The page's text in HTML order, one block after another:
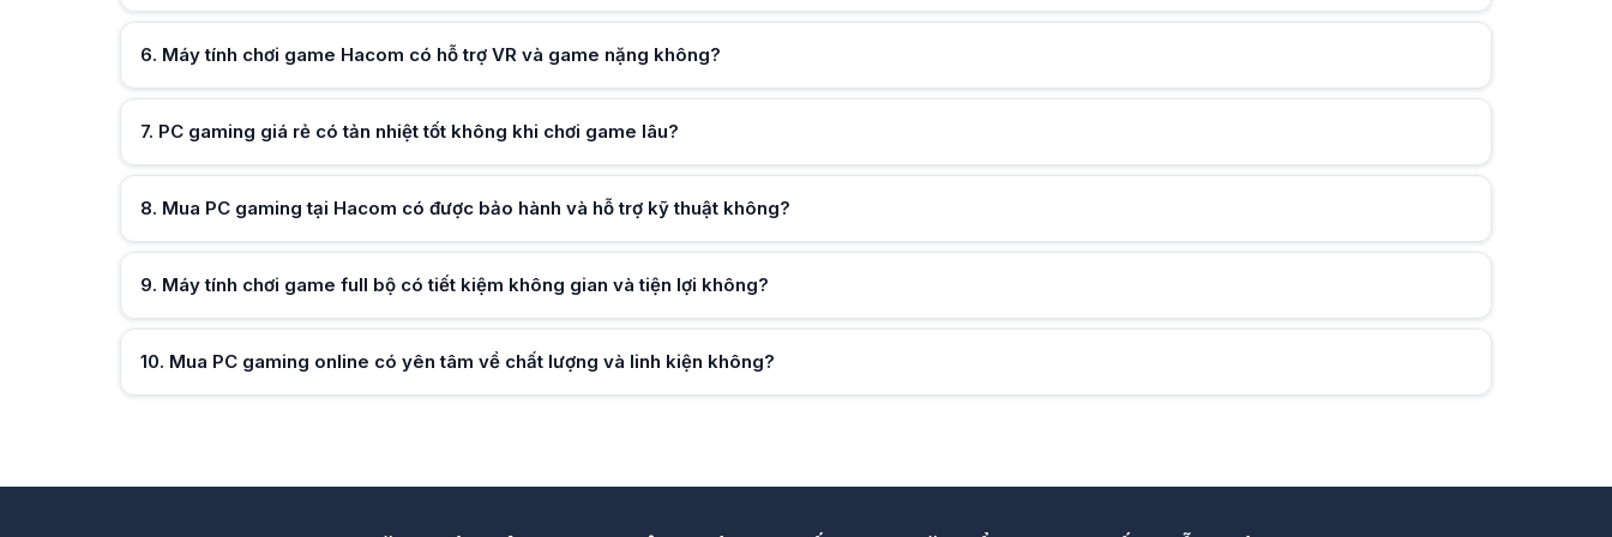
Hữu ích (0 )
6. Máy tính chơi game Hacom có hỗ trợ VR và game nặng không?
Hữu ích (0)
7. PC gaming giá rẻ có tản nhiệt tốt không khi chơi game lâu?
Hữu ích (0)
8. Mua PC gaming tại Hacom có được bảo hành và hỗ trợ kỹ thuật không?
Hữu ích (0 )
9. Máy tính chơi game full bộ có tiết kiệm không gian và tiện lợi không?
Hữu ích (0 )
10. Mua PC gaming online có yên tâm về chất lượng và linh kiện không?